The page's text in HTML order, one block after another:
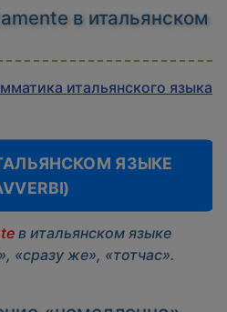
в итальянском
итальянского языка
ЯЗЫКЕ
в итальянском языке
«сразу же», «тотчас».